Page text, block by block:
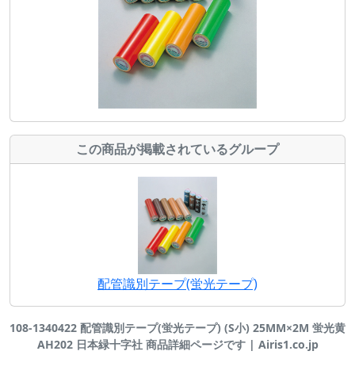
この商品が掲載されているグループ
配管識別テープ(蛍光テープ)
108-1340422 配管識別テープ(蛍光テープ) (S小) 25MM×2M 蛍光黄
AH202 日本緑十字社 商品詳細ページです | Airis1.co.jp